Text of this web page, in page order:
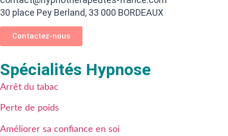
30 place Pey Berland, 33 000 BORDEAUX
Contactez-nous
Spécialités Hypnose
Arrêt du tabac
Perte de poids
Améliorer sa confiance en soi